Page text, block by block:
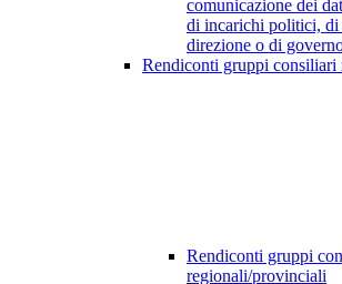
comunicazione dei
di incarichi politici, di
direzione o di
Rendiconti gruppi
Rendiconti gruppi
regionali/provinciali